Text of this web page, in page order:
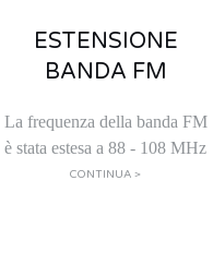
ESTENSIONE
BANDA FM
La frequenza della banda FM
è stata estesa a 88 - 108 MHz
CONTINUA >